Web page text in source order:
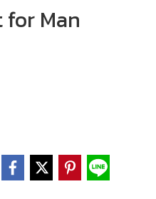
for Man